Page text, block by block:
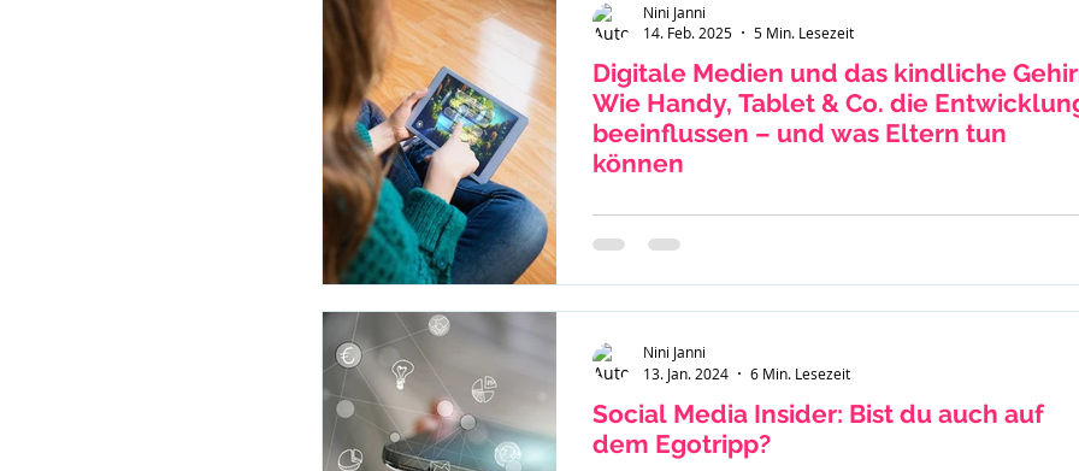
Digitale Medien und das kindliche
Wie Handy, Tablet & Co. die
beeinflussen – und was Eltern tun
können
Spielen ist für Kinder und Jugendliche im Alter von 8 bis
Nini Janni
14. Feb. 2025
5 Min. Lesezeit
Social Media Insider: Bist du auch auf
dem Egotripp?
Nini Janni
13. Jan. 2024
6 Min. Lesezeit